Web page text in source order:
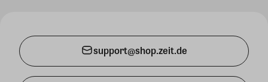
support@shop.zeit.de